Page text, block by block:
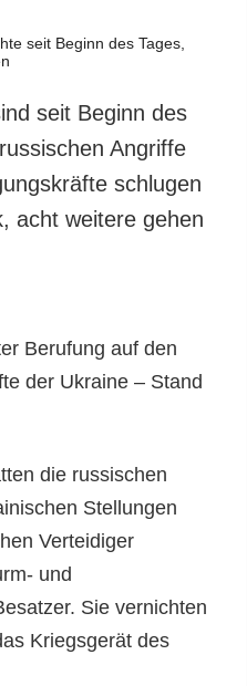
und zum Schutz
Abonnement
Fotobank
seit Beginn des
Angriffe
schlugen
acht weitere gehen
Berufung auf den
der Ukraine – Stand
die russischen
Stellungen
Verteidiger
und
Sie vernichten
Kriegsgerät des